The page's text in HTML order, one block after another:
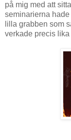
på mig med att
seminarierna
lilla grabben som
verkade precis